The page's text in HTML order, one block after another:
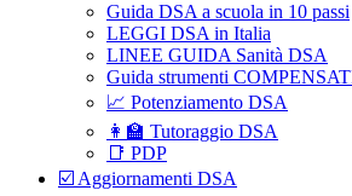
Guida DSA a scuola in 10 passi
LEGGI DSA in Italia
LINEE GUIDA Sanità DSA
Guida strumenti
📈 Potenziamento DSA
👩‍🏫 Tutoraggio DSA
📑 PDP
☑️ Aggiornamenti DSA